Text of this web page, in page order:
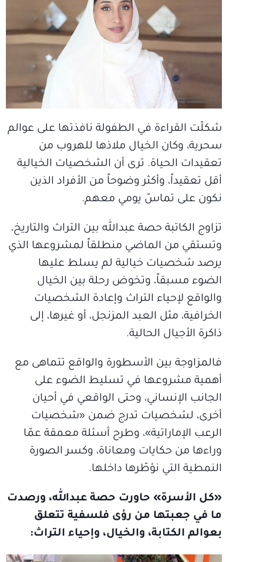
شكلّت القراءة في الطفولة نافذتها على عوالم
سحرية، وكان الخيال ملاذها للهروب من
تعقيدات الحياة. ترى أن الشخصيات الخيالية
أقل تعقيداً، وأكثر وضوحاً من الأفراد الذين
نكون على تماسّ يومي معهم.
تزاوج الكاتبة حصة عبدالله بين التراث والتاريخ،
وتستقي من الماضي منطلقاً لمشروعها الذي
يرصد شخصيات خيالية لم يسلط عليها
الضوء مسبقاً، وتخوض رحلة بين الخيال
والواقع لإحياء التراث وإعادة الشخصيات
الخرافية، مثل العبد المزنجل، أو غيرها، إلى
ذاكرة الأجيال الحالية.
فالمزاوجة بين الأسطورة والواقع تتماهى مع
أهمية مشروعها في تسليط الضوء على
الجانب الإنساني، وحتى الواقعي في أحيان
أخرى، لشخصيات تدرج ضمن «شخصيات
الرعب الإماراتية»، وطرح أسئلة معمقة عمّا
وراءها من حكايات ومعاناة، وكسر الصورة
النمطية التي نؤطّرها داخلها.
«كل الأسرة» حاورت حصة عبدالله، ورصدت
ما في جعبتها من رؤى فلسفية تتعلق
بعوالم الكتابة، والخيال، وإحياء التراث: